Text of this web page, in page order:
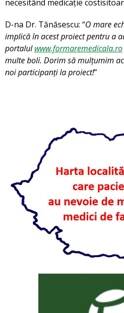
necesitând medicație
D-na Dr. Tănăsescu: “O mare
implică în acest proiect pentru a
portalulwww.formaremedicala.ro
multe boli. Dorim să mulțumim
noi participanți la proiect!”